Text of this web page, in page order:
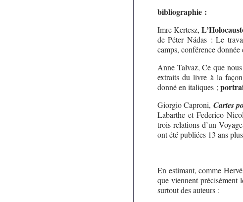
bibliographie :
Imre Kertesz,
de Péter Nádas : Le
camps, conférence
Anne Talvaz, Ce que
extraits du livre à la
donné en italiques ;
Giorgio Caproni, Cartes
Labarthe et Federico
trois relations d’un
ont été publiées 13 ans
En estimant, comme
que viennent précisément
surtout des auteurs :